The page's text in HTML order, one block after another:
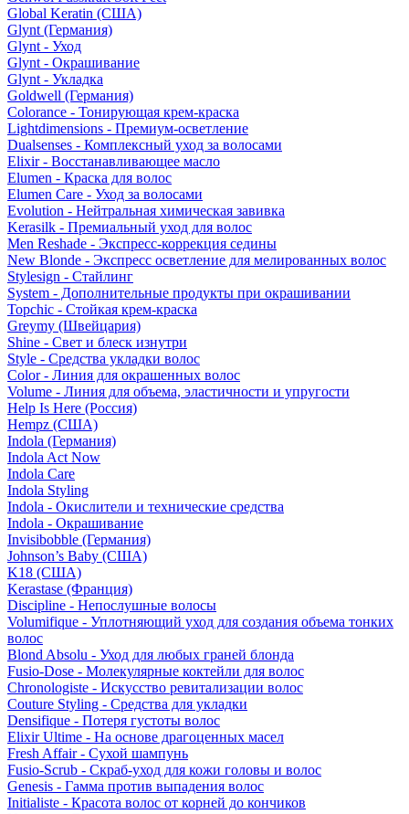
Global Keratin (США)
Glynt (Германия)
Glynt - Уход
Glynt - Окрашивание
Glynt - Укладка
Goldwell (Германия)
Colorance - Тонирующая крем-краска
Lightdimensions - Премиум-осветление
Dualsenses - Комплексный уход за волосами
Elixir - Восстанавливающее масло
Elumen - Краска для волос
Elumen Care - Уход за волосами
Evolution - Нейтральная химическая завивка
Kerasilk - Премиальный уход для волос
Men Reshade - Экспресс-коррекция седины
New Blonde - Экспресс осветление для мелированных волос
Stylesign - Стайлинг
System - Дополнительные продукты при окрашивании
Topchic - Стойкая крем-краска
Greymy (Швейцария)
Shine - Свет и блеск изнутри
Style - Средства укладки волос
Color - Линия для окрашенных волос
Volume - Линия для объема, эластичности и упругости
Help Is Here (Россия)
Hempz (США)
Indola (Германия)
Indola Act Now
Indola Care
Indola Styling
Indola - Окислители и технические средства
Indola - Окрашивание
Invisibobble (Германия)
Johnson’s Baby (США)
K18 (США)
Kerastase (Франция)
Discipline - Непослушные волосы
Volumifique - Уплотняющий уход для создания объема тонких
волос
Blond Absolu - Уход для любых граней блонда
Fusio-Dose - Молекулярные коктейли для волос
Chronologiste - Искусство ревитализации волос
Couture Styling - Средства для укладки
Densifique - Потеря густоты волос
Elixir Ultime - На основе драгоценных масел
Fresh Affair - Сухой шампунь
Fusio-Scrub - Скраб-уход для кожи головы и волос
Genesis - Гамма против выпадения волос
Initialiste - Красота волос от корней до кончиков